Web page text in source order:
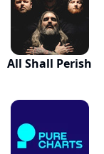
All Shall Perish